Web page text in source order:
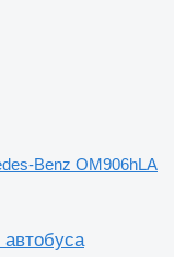
Benz OM906hLA